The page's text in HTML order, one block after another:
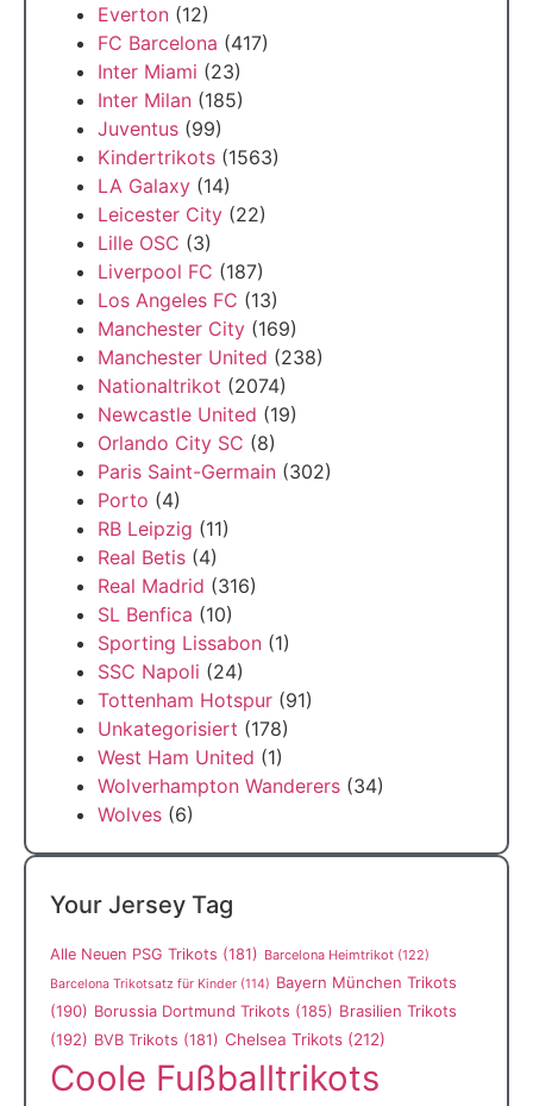
Everton (12)
FC Barcelona (417)
Inter Miami (23)
Inter Milan (185)
Juventus (99)
Kindertrikots (1563)
LA Galaxy (14)
Leicester City (22)
Lille OSC (3)
Liverpool FC (187)
Los Angeles FC (13)
Manchester City (169)
Manchester United (238)
Nationaltrikot (2074)
Newcastle United (19)
Orlando City SC (8)
Paris Saint-Germain (302)
Porto (4)
RB Leipzig (11)
Real Betis (4)
Real Madrid (316)
SL Benfica (10)
Sporting Lissabon (1)
SSC Napoli (24)
Tottenham Hotspur (91)
Unkategorisiert (178)
West Ham United (1)
Wolverhampton Wanderers (34)
Wolves (6)
Your Jersey Tag
Alle Neuen PSG Trikots (181) Barcelona Heimtrikot (122)
Barcelona Trikotsatz für Kinder (114) Bayern München Trikots
(190) Borussia Dortmund Trikots (185) Brasilien Trikots
(192) BVB Trikots (181) Chelsea Trikots (212)
Coole Fußballtrikots